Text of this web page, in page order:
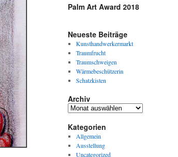
Palm Art Award 2018
Neueste Beiträge
Kunsthandwerkermarkt
Traumfrucht
Traumschweigen
Wärmebeschützerin
Schatzkisten
Archiv
Archiv
Kategorien
Allgemein
Ausstellung
Uncategorized